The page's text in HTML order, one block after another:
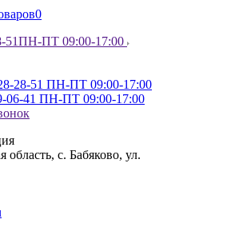
0
51ПН-ПТ 09:00-17:00
28-51 ПН-ПТ 09:00-17:00
06-41 ПН-ПТ 09:00-17:00
область, с. Бабяково, ул.